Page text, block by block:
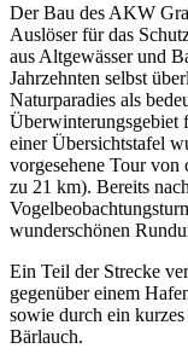
Der Bau des AKW
Auslöser für das
aus Altgewässer und
Jahrzehnten selbst
Naturparadies als
Überwinterungsgebiet
einer Übersichtstafel
vorgesehene Tour
zu 21 km). Bereits
wunderschönen
Ein Teil der Strecke
gegenüber einem
sowie durch ein
Bärlauch.